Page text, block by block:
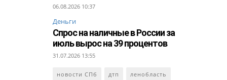
06.08.2026 10:37
Деньги
Спрос на наличные в России за
июль вырос на 39 процентов
31.07.2026 13:55
новости СПб дтп ленобласть